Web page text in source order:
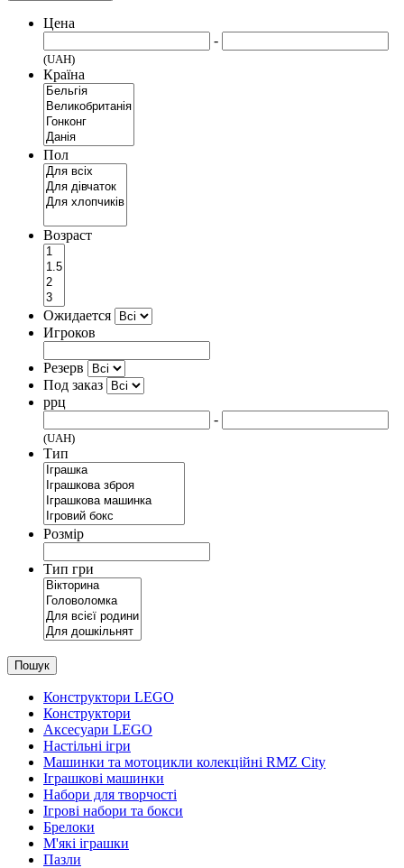
Цена
-
(UAH)
Країна
Пол
Возраст
Ожидается
Игроков
Резерв
Под заказ
ррц
-
(UAH)
Тип
Розмір
Тип гри
Пошук
Конструктори LEGO
Конструктори
Аксесуари LEGO
Настільні ігри
Машинки та мотоцикли колекційні RMZ City
Іграшкові машинки
Набори для творчості
Ігрові набори та бокси
Брелоки
М'які іграшки
Пазли